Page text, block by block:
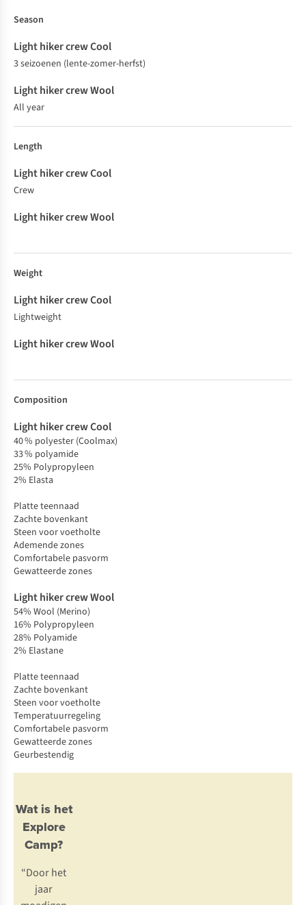
Season
3 seizoenen (lente-zomer-herfst)
All year
Length
Crew
Weight
Lightweight
Composition
40 % polyester (Coolmax)
33 % polyamide
25% Polypropyleen
2% Elasta
Platte teennaad
Zachte bovenkant
Steen voor voetholte
Ademende zones
Comfortabele pasvorm
Gewatteerde zones
54% Wool (Merino)
16% Polypropyleen
28% Polyamide
2% Elastane
Platte teennaad
Zachte bovenkant
Steen voor voetholte
Temperatuurregeling
Comfortabele pasvorm
Gewatteerde zones
Geurbestendig
Wat is het
Explore
Camp?
“Door het
jaar